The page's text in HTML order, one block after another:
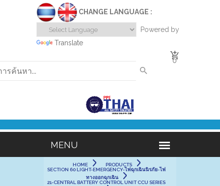
CHANGE LANGUAGE :
Powered by
Translate
0
HOME
PRODUCTS
SECTION 60 LIGHT-EMERGENCY-ไฟฉุกเฉินนิรภัย-ไฟ
ทางออกฉุกเฉิน
21-CENTRAL BATTERY CONTROL UNIT CCU SERIES